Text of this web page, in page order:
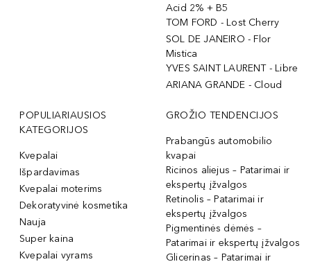
Acid 2% + B5
TOM FORD - Lost Cherry
SOL DE JANEIRO - Flor
Mistica
YVES SAINT LAURENT - Libre
ARIANA GRANDE - Cloud
POPULIARIAUSIOS
KATEGORIJOS
Kvepalai
Išpardavimas
Kvepalai moterims
Dekoratyvinė kosmetika
Nauja
Super kaina
Kvepalai vyrams
GROŽIO TENDENCIJOS
Prabangūs automobilio
kvapai
Ricinos aliejus – Patarimai ir
ekspertų įžvalgos
Retinolis – Patarimai ir
ekspertų įžvalgos
Pigmentinės dėmės –
Patarimai ir ekspertų įžvalgos
Glicerinas – Patarimai ir